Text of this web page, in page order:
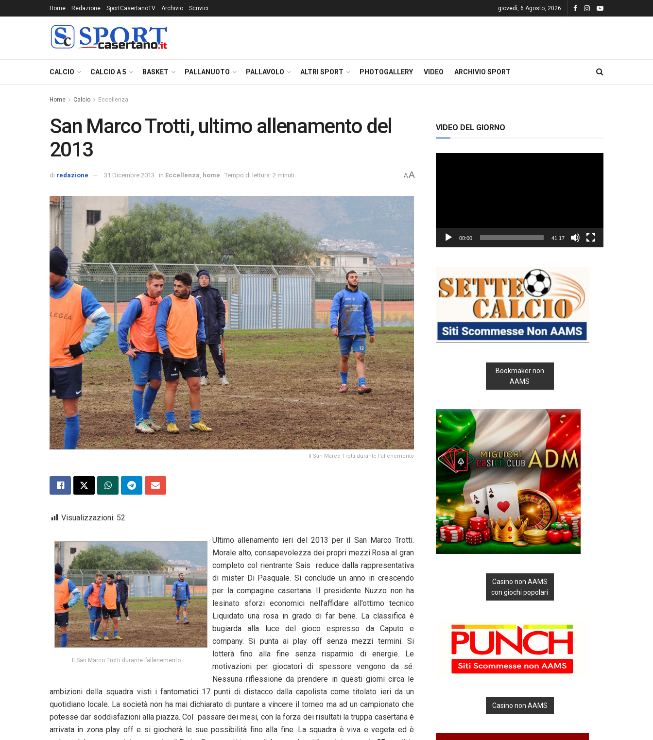
Home Redazione SportCasertanoTV Archivio Scrivici giovedì, 6 Agosto, 2026
CALCIO CALCIO A 5 BASKET PALLANUOTO PALLAVOLO ALTRI SPORT PHOTOGALLERY VIDEO ARCHIVIO SPORT
Home Calcio Eccellenza
San Marco Trotti, ultimo allenamento del
2013
di redazione 31 Dicembre 2013 in Eccellenza home Tempo di lettura: 2 minuti AA
Il San Marco Trotti durante l'allenemento
Visualizzazioni: 52
Il San Marco Trotti durante l’allenemento
Ultimo allenamento ieri del 2013 per il San Marco Trotti.
Morale alto, consapevolezza dei propri mezzi.Rosa al gran
completo col rientrante Sais reduce dalla rappresentativa
di mister Di Pasquale. Si conclude un anno in crescendo
per la compagine casertana. Il presidente Nuzzo non ha
lesinato sforzi economici nell’affidare all’ottimo tecnico
Liquidato una rosa in grado di far bene. La classifica è
bugiarda alla luce del gioco espresso da Caputo e
company. Si punta ai play off senza mezzi termini. Si
lotterà fino alla fine senza risparmio di energie. Le
motivazioni per giocatori di spessore vengono da sé.
Nessuna riflessione da prendere in questi giorni circa le
ambizioni della squadra visti i fantomatici 17 punti di distacco dalla capolista come titolato ieri da un
quotidiano locale. La società non ha mai dichiarato di puntare a vincere il torneo ma ad un campionato che
potesse dar soddisfazioni alla piazza. Col passare dei mesi, con la forza dei risultati la truppa casertana è
arrivata in zona play off e si giocherà le sue possibilità fino alla fine. La squadra è viva e vegeta ed è
VIDEO DEL GIORNO
00:00 41:17
Bookmaker non
AAMS
Casino non AAMS
con giochi popolari
Casino non AAMS